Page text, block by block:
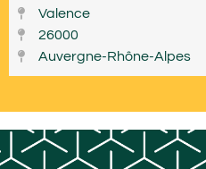
Valence
26000
Auvergne-Rhône-Alpes